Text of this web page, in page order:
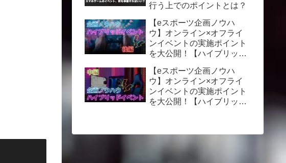
行う上でのポイントとは？
【eスポーツ企画ノウハ
ウ】オンライン×オフライ
ンイベントの実施ポイント
を大公開！【ハイブリッド
【eスポーツ企画ノウハ
ウ】オンライン×オフライ
ンイベントの実施ポイント
を大公開！【ハイブリッド